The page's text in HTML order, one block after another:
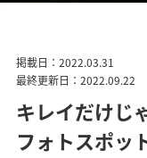
掲載日：2022.03.31
最終更新日：2022.09.22
キレイだけじ
フォトスポッ